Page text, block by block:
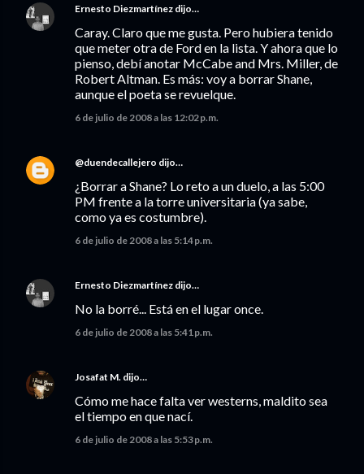
Ernesto Diezmartínez dijo…
Caray. Claro que me gusta. Pero hubiera tenido
que meter otra de Ford en la lista. Y ahora que lo
pienso, debí anotar McCabe and Mrs. Miller, de
Robert Altman. Es más: voy a borrar Shane,
aunque el poeta se revuelque.
6 de julio de 2008 a las 12:02 p.m.
@duendecallejero dijo…
¿Borrar a Shane? Lo reto a un duelo, a las 5:00
PM frente a la torre universitaria (ya sabe,
como ya es costumbre).
6 de julio de 2008 a las 5:14 p.m.
Ernesto Diezmartínez dijo…
No la borré... Está en el lugar once.
6 de julio de 2008 a las 5:41 p.m.
Josafat M. dijo…
Cómo me hace falta ver westerns, maldito sea
el tiempo en que nací.
6 de julio de 2008 a las 5:53 p.m.